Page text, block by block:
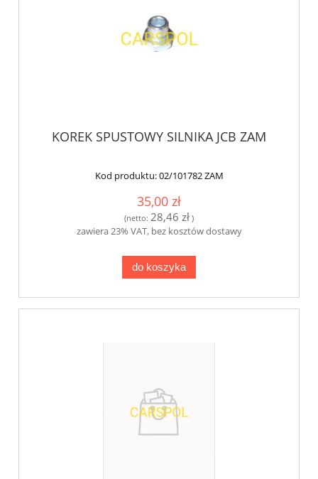
KOREK SPUSTOWY SILNIKA JCB ZAM
Kod produktu:02/101782 ZAM
35,00 zł
(netto: 28,46 zł )
zawiera 23% VAT, bez kosztów dostawy
do koszyka